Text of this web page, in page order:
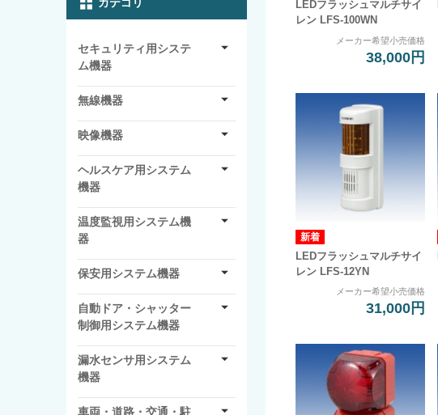
LEDフラッシュマルチサイ
レン LFS-100WN
メーカー希望小売価格
38,000円
LEDフラッシュマルチサイ
レン LFS-12YN
メーカー希望小売価格
31,000円
セキュリティ用システ
ム機器
無線機器
映像機器
ヘルスケア用システム
機器
温度監視用システム機
器
保安用システム機器
自動ドア・シャッター
制御用システム機器
漏水センサ用システム
機器
車両・道路・交通・駐